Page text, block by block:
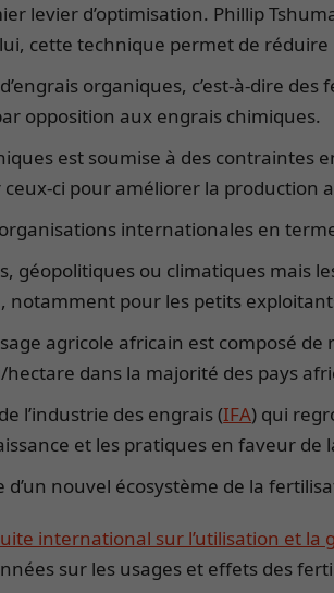
levier d’optimisation. Phillip
cette technique permet de réduire
organiques, c’est-à-dire
opposition aux engrais chimiques.
est soumise à des
ceux-ci pour améliorer la production
internationales en
géopolitiques ou climatiques mais
pour les petits
agricole africain est composé
dans la majorité des pays
l’industrie des engrais (IFA) qui
et les pratiques en faveur de
nouvel écosystème de la
international sur l’utilisation et la
sur les usages et effets des